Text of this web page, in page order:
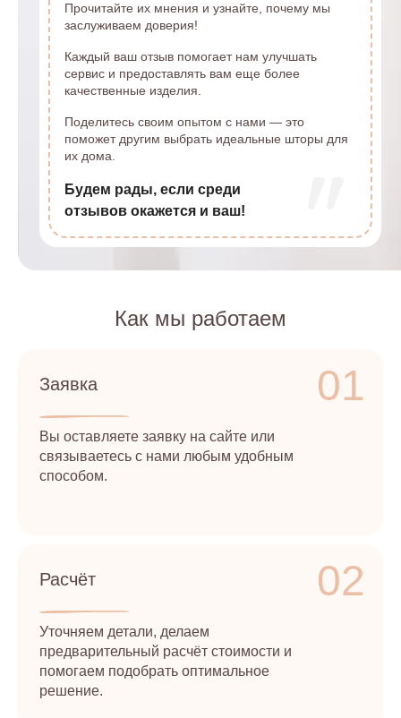
Прочитайте их мнения и узнайте, почему мы
заслуживаем доверия!
Каждый ваш отзыв помогает нам улучшать
сервис и предоставлять вам еще более
качественные изделия.
Поделитесь своим опытом с нами — это
поможет другим выбрать идеальные шторы для
их дома.
Будем рады, если среди
отзывов окажется и ваш!
Как мы работаем
Заявка 01
Вы оставляете заявку на сайте или
связываетесь с нами любым удобным
способом.
Расчёт 02
Уточняем детали, делаем
предварительный расчёт стоимости и
помогаем подобрать оптимальное
решение.